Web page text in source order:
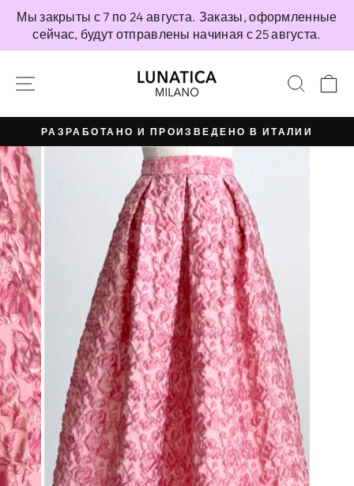
Перейти
непосредственно
Мы закрыты с 7 по 24 августа. Заказы, оформленные
сейчас, будут отправлены начиная с 25 августа.
НАВИГАЦИЯ ПО САЙТУ
Приостановить
презентацию
РАЗРАБОТАНО И ПРОИЗВЕДЕНО В ИТАЛИИ